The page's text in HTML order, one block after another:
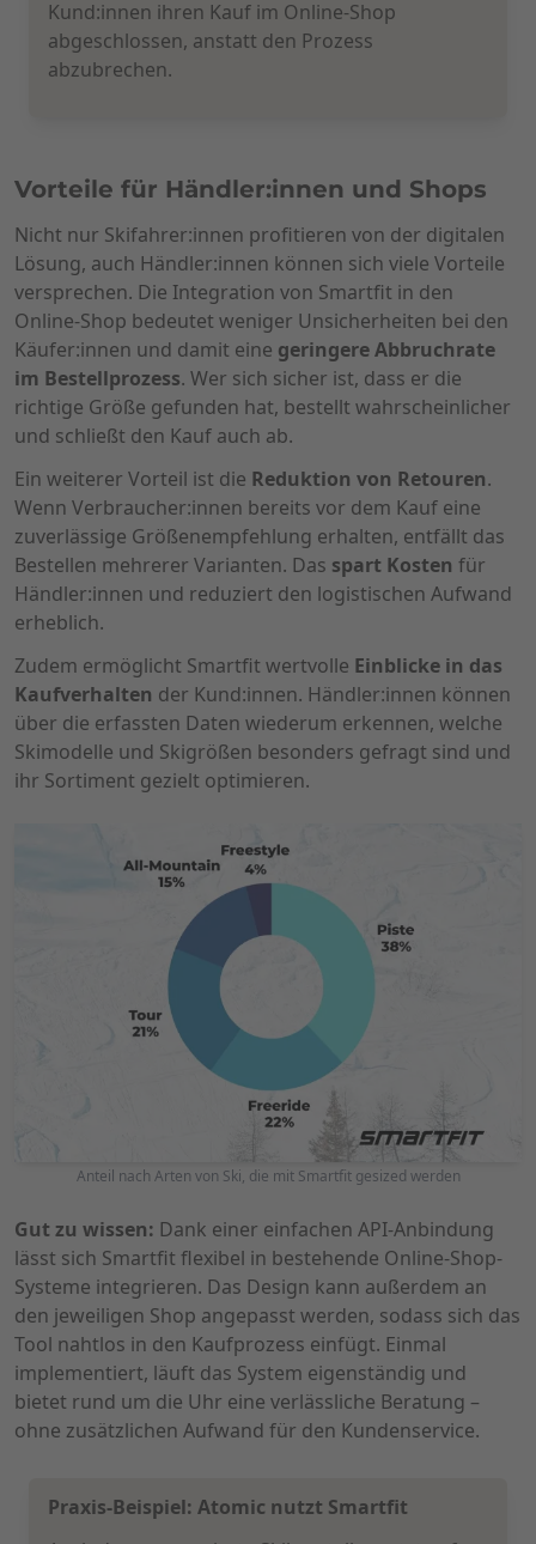
Kund:innen ihren Kauf im Online-Shop
abgeschlossen, anstatt den Prozess
abzubrechen.
Vorteile für Händler:innen und Shops
Nicht nur Skifahrer:innen profitieren von der digitalen
Lösung, auch Händler:innen können sich viele Vorteile
versprechen. Die Integration von Smartfit in den
Online-Shop bedeutet weniger Unsicherheiten bei den
Käufer:innen und damit eine geringere Abbruchrate
im Bestellprozess. Wer sich sicher ist, dass er die
richtige Größe gefunden hat, bestellt wahrscheinlicher
und schließt den Kauf auch ab.
Ein weiterer Vorteil ist die Reduktion von Retouren.
Wenn Verbraucher:innen bereits vor dem Kauf eine
zuverlässige Größenempfehlung erhalten, entfällt das
Bestellen mehrerer Varianten. Das spart Kosten für
Händler:innen und reduziert den logistischen Aufwand
erheblich.
Zudem ermöglicht Smartfit wertvolle Einblicke in das
Kaufverhalten der Kund:innen. Händler:innen können
über die erfassten Daten wiederum erkennen, welche
Skimodelle und Skigrößen besonders gefragt sind und
ihr Sortiment gezielt optimieren.
Anteil nach Arten von Ski, die mit Smartfit gesized werden
Gut zu wissen: Dank einer einfachen API-Anbindung
lässt sich Smartfit flexibel in bestehende Online-Shop-
Systeme integrieren. Das Design kann außerdem an
den jeweiligen Shop angepasst werden, sodass sich das
Tool nahtlos in den Kaufprozess einfügt. Einmal
implementiert, läuft das System eigenständig und
bietet rund um die Uhr eine verlässliche Beratung –
ohne zusätzlichen Aufwand für den Kundenservice.
Praxis-Beispiel: Atomic nutzt Smartfit